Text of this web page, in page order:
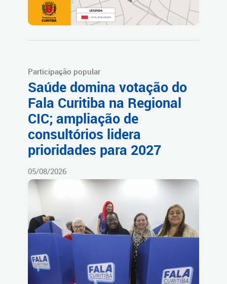
Participação popular
Saúde domina votação do
Fala Curitiba na Regional
CIC; ampliação de
consultórios lidera
prioridades para 2027
05/08/2026